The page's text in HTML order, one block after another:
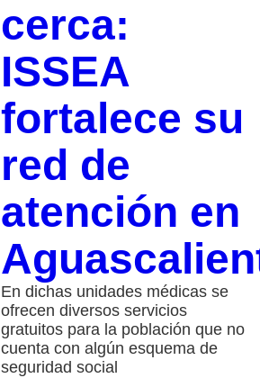
cerca:
ISSEA
fortalece su
red de
atención en
En dichas unidades médicas se
ofrecen diversos servicios
gratuitos para la población que no
cuenta con algún esquema de
seguridad social